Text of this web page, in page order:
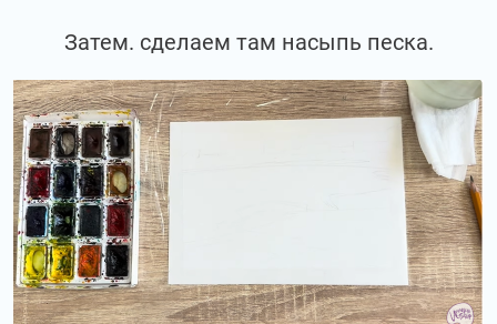
Затем. сделаем там насыпь песка.